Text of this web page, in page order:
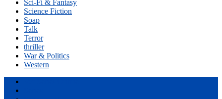
Sci-Fi & Fantasy
Science Fiction
Soap
Talk
Terror
thriller
War & Politics
Western